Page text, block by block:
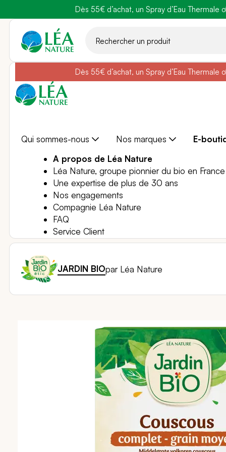
Belle
Dès 55€ d’achat, un Spray d’Eau
Aller
contenu
Belle
Dès 55€ d’achat, un Spray d’Eau
Qui sommes-nous Nos marques E-
A propos de Léa Nature
Léa Nature, groupe pionnier du bio en France
Une expertise de plus de 30 ans
Nos engagements
Compagnie Léa Nature
FAQ
Service Client
JARDIN BIOpar Léa Nature